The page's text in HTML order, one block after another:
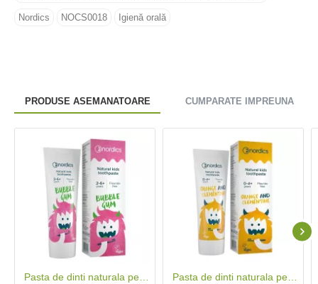
Nordics NOCS0018 Igienă orală
PRODUSE ASEMANATOARE CUMPARATE IMPREUNA